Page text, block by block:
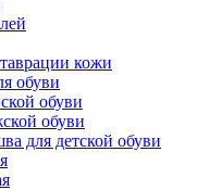
кожи
обуви
обуви
обуви
для детской обуви